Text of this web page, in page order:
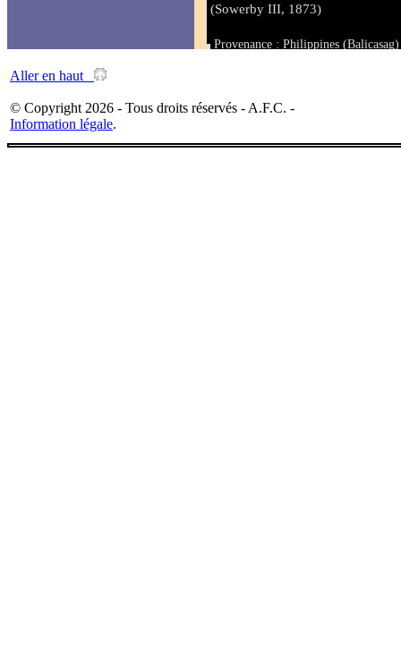
(Sowerby III, 1873)
Provenance : Philippines (Balicasag)
Aller en haut
© Copyright 2026 - Tous droits réservés - A.F.C. -
Information légale.